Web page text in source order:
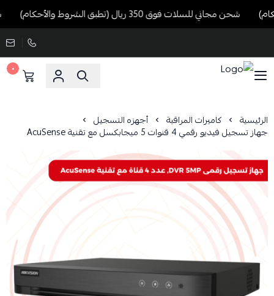
شحن مجاني للسلات فوق 350 ريال (تطبق الشروط والأحكام)
٠
الرئيسية كاميرات المراقبة أجهزه التسجيل
جهاز تسجيل فيديو رقمي 4 قنوات 5 ميجابكسل مع تقنية AcuSense